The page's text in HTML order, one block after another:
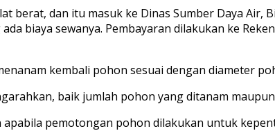
berat, dan itu masuk ke Dinas Sumber Daya Air,
biaya sewanya. Pembayaran dilakukan ke
kembali pohon sesuai dengan diameter
baik jumlah pohon yang ditanam
pemotongan pohon dilakukan untuk